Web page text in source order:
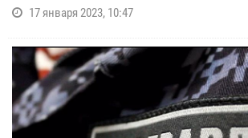
17 января 2023, 10:47